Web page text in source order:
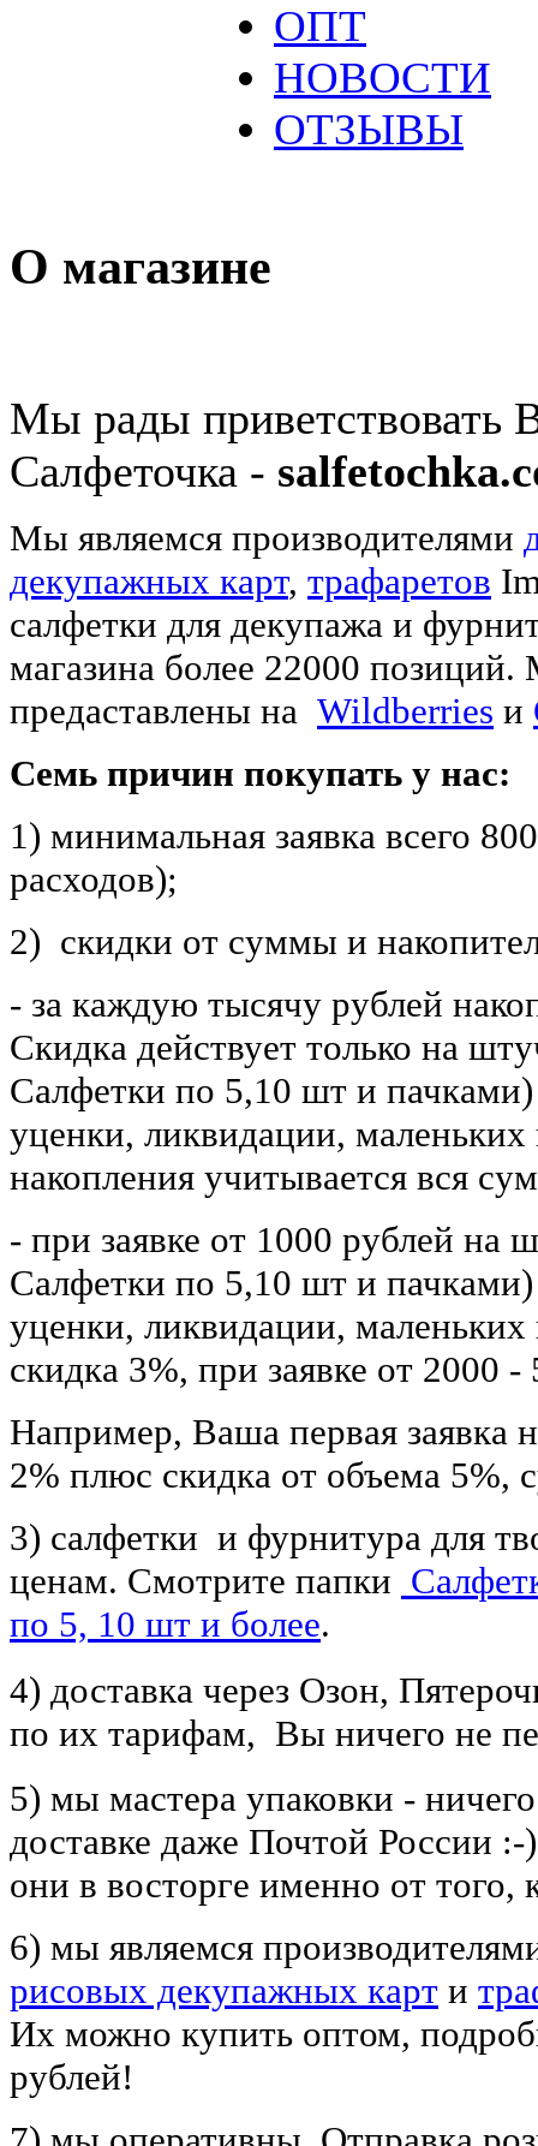
ОПТ
НОВОСТИ
ОТЗЫВЫ
О магазине
Мы рады приветствовать
Салфеточка -
Мы являемся производителями
декупажных карт, трафаретов
салфетки для декупажа и
магазина более 22000
предаставлены на Wildberries и
Семь причин покупать у нас:
1) минимальная заявка всего
расходов);
2) скидки от суммы и
- за каждую тысячу рублей
Скидка действует только на
Салфетки по 5,10 шт и
уценки, ликвидации,
накопления учитывается вся
- при заявке от 1000 рублей
Салфетки по 5,10 шт и
уценки, ликвидации,
скидка 3%, при заявке от 2000 -
Например, Ваша первая заявка
2% плюс скидка от объема 5%,
3) салфетки и фурнитура для
ценам. Смотрите папки
по 5, 10 шт и более.
4) доставка через Озон,
по их тарифам, Вы ничего не
5) мы мастера упаковки -
доставке даже Почтой России
они в восторге именно от
6) мы являемся
рисовых декупажных карт и
Их можно купить оптом,
рублей!